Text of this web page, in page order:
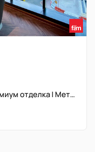
Полностью меблирована | Премиум отделка | Метро